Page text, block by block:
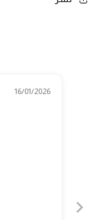
16/01/2026